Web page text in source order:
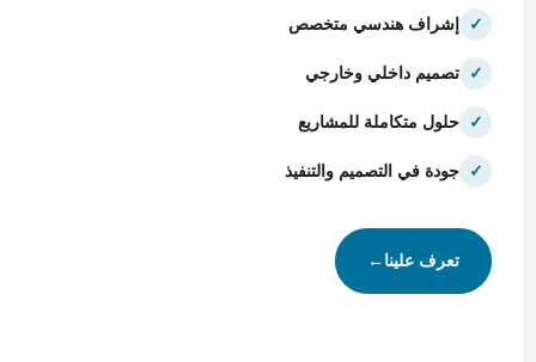
✓ إشراف هندسي متخصص
✓ تصميم داخلي وخارجي
✓ حلول متكاملة للمشاريع
✓ جودة في التصميم والتنفيذ
تعرف علينا←